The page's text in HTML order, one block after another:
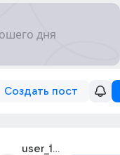
Создать пост
user_186500238